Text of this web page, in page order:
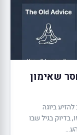
החלק החסר שאימון
50 הכי חשוב להזיע ביוגה
בדיוק בגיל שבו